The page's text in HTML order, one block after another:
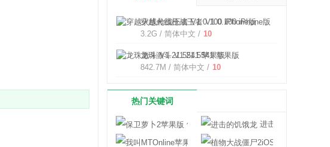
穿越火线枪战王者 V1.0.100 iPhone版
3.2G / 简体中文 / 10
龙珠激斗 V1.21.5541 苹果版
842.7M / 简体中文 / 10
热门关键词
保卫萝卜2苹果版
进击的饥饿龙
我叫MTOnline苹果版